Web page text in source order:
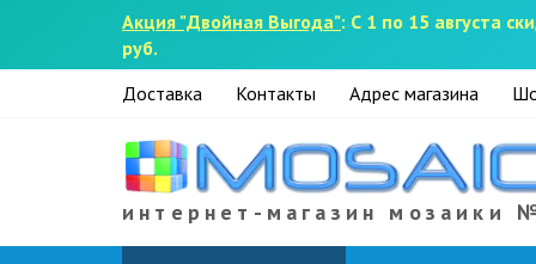
Акция "Двойная Выгода": С 1 по 15 августа
руб.
Доставка Контакты Адрес магазина
интернет-магазин мозаики